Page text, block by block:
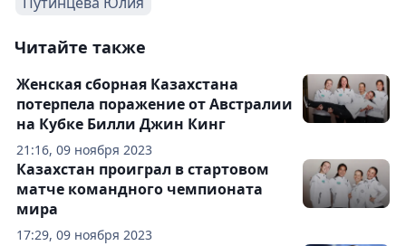
Читайте также
21:16, 09 ноября 2023
Женская сборная Казахстана
потерпела поражение от Австралии
на Кубке Билли Джин Кинг
17:29, 09 ноября 2023
Казахстан проиграл в стартовом
матче командного чемпионата
мира